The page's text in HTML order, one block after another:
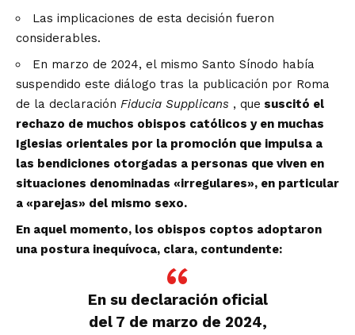
Las implicaciones de esta decisión fueron
considerables.
En marzo de 2024, el mismo Santo Sínodo había
suspendido este diálogo tras la publicación por Roma
de la declaración Fiducia Supplicans , que suscitó el
rechazo de muchos obispos católicos y en muchas
Iglesias orientales por la promoción que impulsa a
las bendiciones otorgadas a personas que viven en
situaciones denominadas «irregulares», en particular
a «parejas» del mismo sexo.
En aquel momento, los obispos coptos adoptaron
una postura inequívoca, clara, contundente:
En su declaración oficial
del 7 de marzo de 2024,